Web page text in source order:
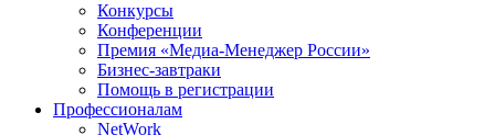
Конкурсы
Конференции
Премия «Медиа-Менеджер России»
Бизнес-завтраки
Помощь в регистрации
Профессионалам
NetWork